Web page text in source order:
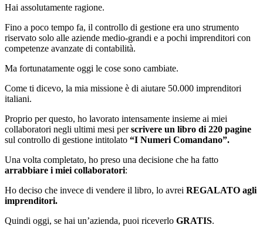
Hai assolutamente ragione.
Fino a poco tempo fa, il controllo di gestione era uno strumento
riservato solo alle aziende medio-grandi e a pochi imprenditori con
competenze avanzate di contabilità.
Ma fortunatamente oggi le cose sono cambiate.
Come ti dicevo, la mia missione è di aiutare 50.000 imprenditori
italiani.
Proprio per questo, ho lavorato intensamente insieme ai miei
collaboratori negli ultimi mesi perscrivere un libro di 220 pagine
sul controllo di gestione intitolato “I Numeri Comandano”.
Una volta completato, ho preso una decisione che ha fatto
arrabbiare i miei collaboratori:
Ho deciso che invece di vendere il libro, lo avrei REGALATO agli
imprenditori.
Quindi oggi, se hai un’azienda, puoi riceverlo GRATIS.